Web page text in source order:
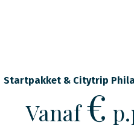
Startpakket & Citytrip
Vanaf€